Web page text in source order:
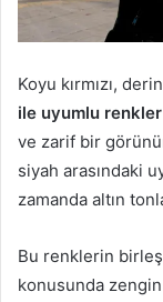
Koyu kırmızı,
ile uyumlu renkler
ve zarif bir
siyah arasındaki
zamanda altın
Bu renklerin
konusunda